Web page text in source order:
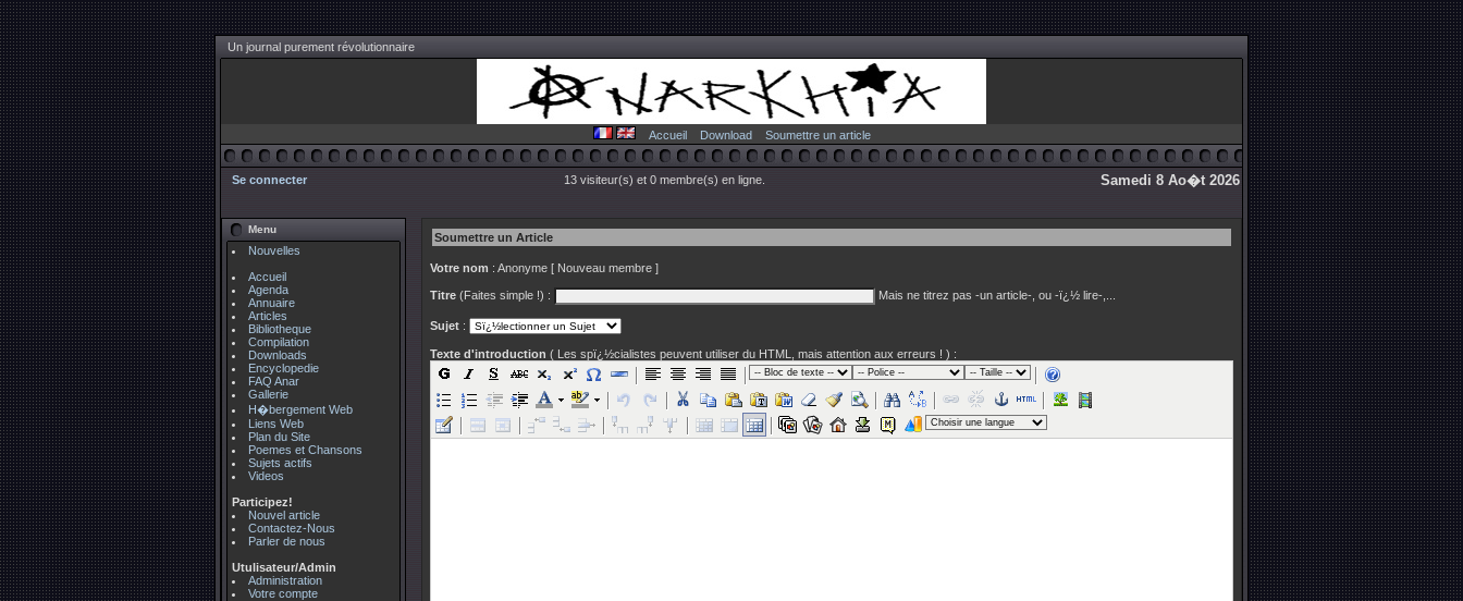
Un journal purement révolutionnaire
Accueil Download Soumettre un article
Se connecter 13 visiteur(s) et 0 membre(s) en ligne. Samedi 8 Ao�t 2026
Menu
Nouvelles
Accueil
Agenda
Annuaire
Articles
Bibliotheque
Compilation
Downloads
Encyclopedie
FAQ Anar
Gallerie
H�bergement Web
Liens Web
Plan du Site
Poemes et Chansons
Sujets actifs
Videos
Participez!
Nouvel article
Contactez-Nous
Parler de nous
Utulisateur/Admin
Administration
Votre compte
Soumettre un Article
Votre nom : Anonyme [ Nouveau membre ]
Titre (Faites simple !) : Mais ne titrez pas -un article-, ou -ï¿½ lire-,...
Sujet :
Texte d'introduction ( Les spï¿½cialistes peuvent utiliser du HTML, mais attention aux erreurs ! ) :